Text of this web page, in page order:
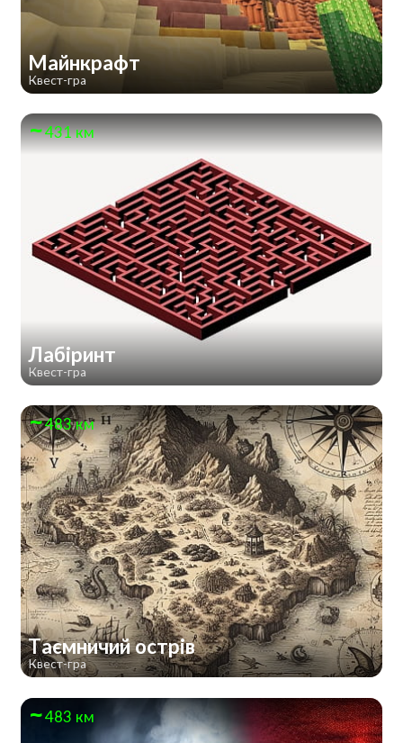
Майнкрафт
Квест-гра
431 км
Лабіринт
Квест-гра
483 км
Таємничий острів
Квест-гра
483 км